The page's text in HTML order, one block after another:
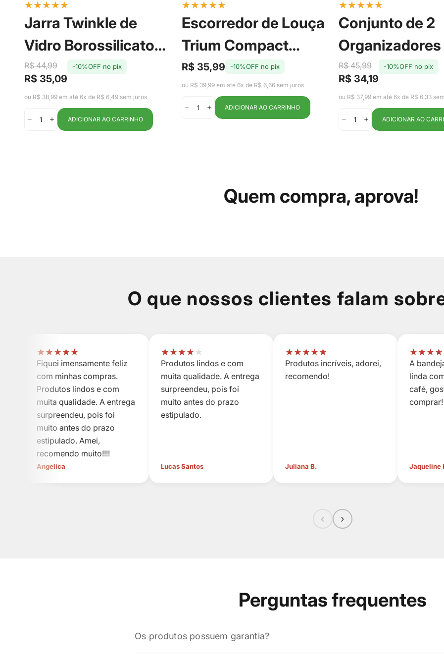
★★★★★
Jarra Twinkle de
Vidro Borossilicato
com Tampa em Aço
Inox 2,2L -
Fracalanza
Preço
de
R$ 35,09
Preço
regular
R$ 44,99 -10%OFF no pix
ou R$ 38,99 em até 6x de R$ 6,49 sem juros
ADICIONAR AO CARRINHO
★★★★★
Escorredor de Louça
Trium Compact
Marrom Amêndoa -
Ou
Preço
de
R$ 35,99
Preço
regular
-10%OFF no pix
ou R$ 39,99 em até 6x de R$ 6,66 sem juros
ADICIONAR AO CARRINHO
★★★★★
Conjunto de 2
Organizadores
Geladeira com
Clear Fresh
Preço
de
R$ 34,19
Preço
regular
R$ 45,99 -10%OFF no pix
ou R$ 37,99 em até 6x de R$ 6,33
ADICIONAR AO
Quem compra, aprova!
O que nossos clientes falam
★★★★★
Fiquei imensamente feliz
com minhas compras.
Produtos lindos e com
muita qualidade. A entrega
surpreendeu, pois foi
muito antes do prazo
estipulado. Amei,
recomendo muito!!!!
Angelica
★★★★★
Produtos lindos e com
muita qualidade. A entrega
surpreendeu, pois foi
muito antes do prazo
estipulado.
Lucas Santos
★★★★★
Produtos incríveis, adorei,
recomendo!
Juliana B.
★★★★
A
linda
café,
comprar!
Jaqueline
‹ ›
Perguntas frequentes
Os produtos possuem garantia?